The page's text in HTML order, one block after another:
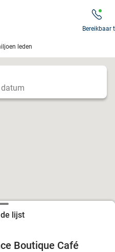
op basis van
op uit eten
beschikbaar
Bereikbaar
datum
lijst
Boutique Café